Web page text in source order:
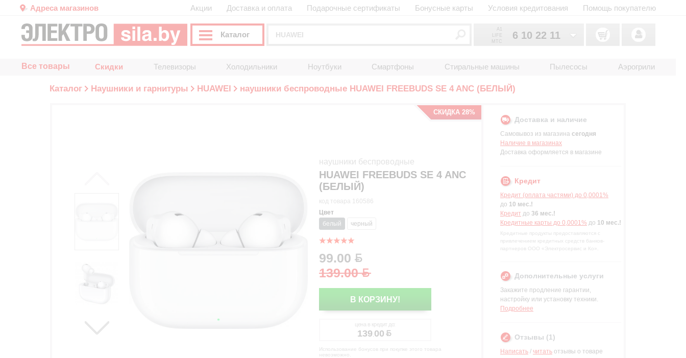
Адреса магазинов Акции Доставка и оплата Подарочные сертификаты Бонусные карты Условия кредитования Помощь покупателю
Каталог
A1
LIFE
MTC
6 10 22 11
6 10 22 11
Все товары Скидки Телевизоры Холодильники Ноутбуки Смартфоны Стиральные машины Пылесосы Аэрогрили
Каталог Наушники и гарнитуры HUAWEI наушники беспроводные HUAWEI FREEBUDS SE 4 ANC (БЕЛЫЙ)
Доставка и наличие
Самовывоз из магазина сегодня
Наличие в магазинах
Доставка оформляется в магазине
Кредит
Кредит (оплата частями) до 0,0001%
до 10 мес.!
Кредит до 36 мес.!
Кредитные карты до 0,0001% до 10 мес.!
Кредитные продукты предоставляются с
привлечением кредитных средств банков-
партнеров ООО «Электросервис и Ко».
Дополнительные услуги
Закажите продление гарантии,
настройку или установку техники.
Подробнее
Отзывы (1)
Написать / читать отзывы о товаре
СКИДКА 28%
наушники беспроводные
HUAWEI FREEBUDS SE 4 ANC
(БЕЛЫЙ)
код товара 160586
Цвет
белый
черный
99.00
139.00
В КОРЗИНУ!
цена в кредит до:
139 00
Использование бонусов при покупке этого товара
невозможно.